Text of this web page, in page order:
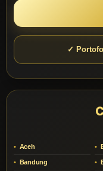
✓
Aceh
Bandung